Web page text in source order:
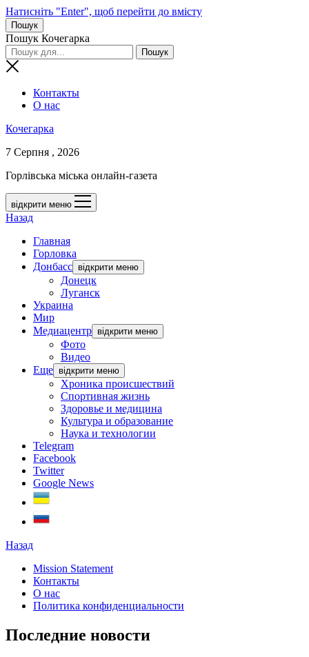
Натисніть "Enter", щоб перейти до вмісту
Пошук
Пошук Кочегарка
Контакты
О нас
Кочегарка
7 Серпня , 2026
Горлівська міська онлайн-газета
відкрити меню
Назад
Главная
Горловка
Донбасс відкрити меню
Донецк
Луганск
Украина
Мир
Медиацентр відкрити меню
Фото
Видео
Еще відкрити меню
Хроника происшествий
Спортивная жизнь
Здоровье и медицина
Культура и образование
Наука и технологии
Telegram
Facebook
Twitter
Google News
Назад
Mission Statement
Контакты
О нас
Политика конфиденциальности
Последние новости